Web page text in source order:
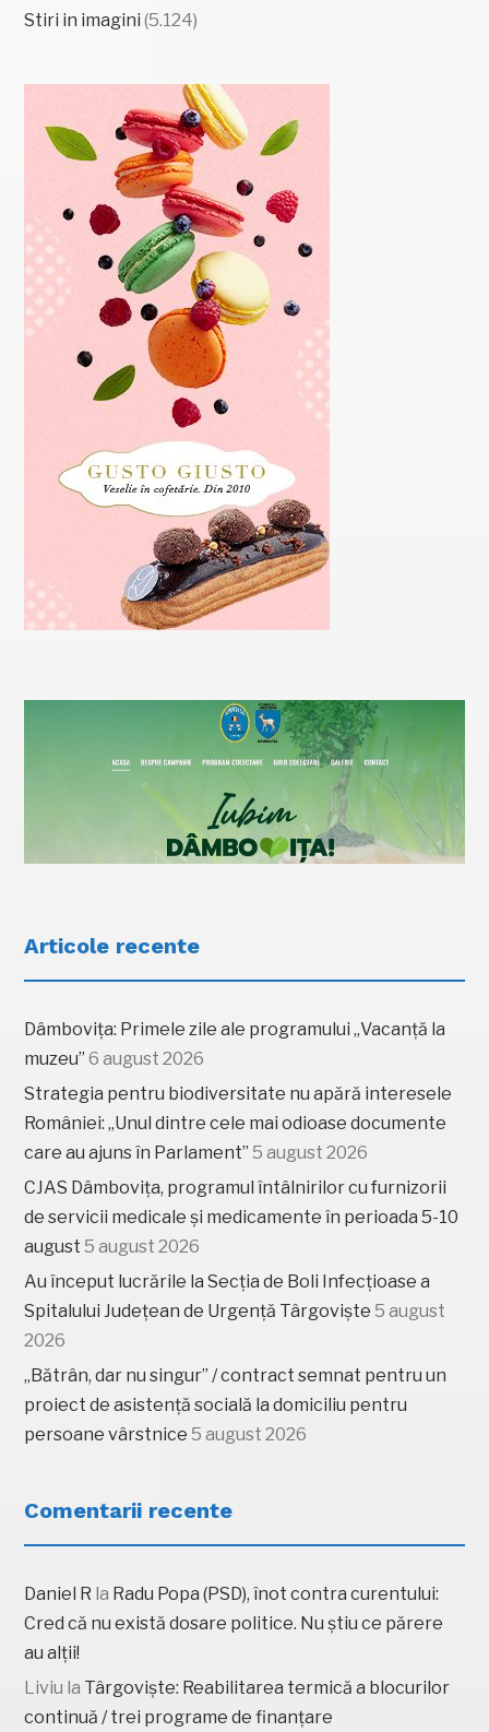
Stiri in imagini (5.124)
Articole recente
Dâmbovița: Primele zile ale programului „Vacanță la
muzeu” 6 august 2026
Strategia pentru biodiversitate nu apără interesele
României: „Unul dintre cele mai odioase documente
care au ajuns în Parlament” 5 august 2026
CJAS Dâmbovița, programul întâlnirilor cu furnizorii
de servicii medicale și medicamente în perioada 5-10
august 5 august 2026
Au început lucrările la Secția de Boli Infecțioase a
Spitalului Județean de Urgență Târgoviște 5 august
2026
„Bătrân, dar nu singur” / contract semnat pentru un
proiect de asistență socială la domiciliu pentru
persoane vârstnice 5 august 2026
Comentarii recente
Daniel R la Radu Popa (PSD), înot contra curentului:
Cred că nu există dosare politice. Nu știu ce părere
au alții!
Liviu la Târgoviște: Reabilitarea termică a blocurilor
continuă / trei programe de finanțare